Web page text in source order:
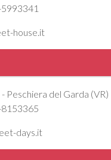
house.it
Peschiera del Garda (VR)
8153365
days.it